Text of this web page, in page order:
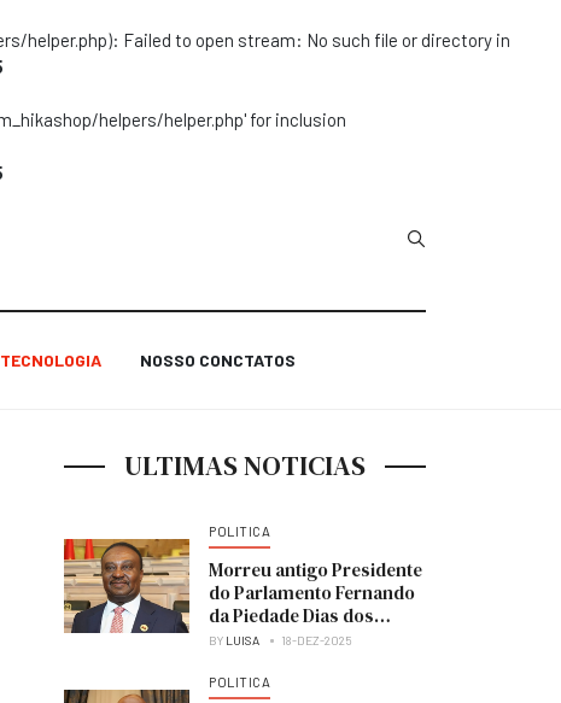
helper.php): Failed to open stream: No such file or directory in
helpers/helper.php' for inclusion
Type 2 or more
TECNOLOGIA NOSSO CONCTATOS
ULTIMAS NOTICIAS
POLITICA
Morreu antigo Presidente
do Parlamento Fernando
da Piedade Dias dos
Santos “Nandó”
BY LUISA 18-DEZ-2025
POLITICA